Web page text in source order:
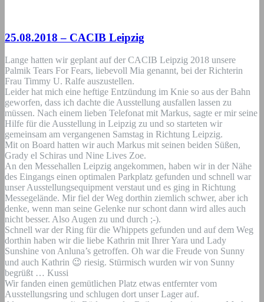
25.08.2018 – CACIB Leipzig
Lange hatten wir geplant auf der CACIB Leipzig 2018 unsere
Palmik Tears For Fears, liebevoll Mia genannt, bei der Richterin
Frau Timmy U. Ralfe auszustellen.
Leider hat mich eine heftige Entzündung im Knie so aus der Bahn
geworfen, dass ich dachte die Ausstellung ausfallen lassen zu
müssen. Nach einem lieben Telefonat mit Markus, sagte er mir seine
Hilfe für die Ausstellung in Leipzig zu und so starteten wir
gemeinsam am vergangenen Samstag in Richtung Leipzig.
Mit on Board hatten wir auch Markus mit seinen beiden Süßen,
Grady el Schiras und Nine Lives Zoe.
An den Messehallen Leipzig angekommen, haben wir in der Nähe
des Eingangs einen optimalen Parkplatz gefunden und schnell war
unser Ausstellungsequipment verstaut und es ging in Richtung
Messegelände. Mir fiel der Weg dorthin ziemlich schwer, aber ich
denke, wenn man seine Gelenke nur schont dann wird alles auch
nicht besser. Also Augen zu und durch ;-).
Schnell war der Ring für die Whippets gefunden und auf dem Weg
dorthin haben wir die liebe Kathrin mit Ihrer Yara und Lady
Sunshine von Anluna’s getroffen. Oh war die Freude von Sunny
und auch Kathrin 😉 riesig. Stürmisch wurden wir von Sunny
begrüßt … Kussi
Wir fanden einen gemütlichen Platz etwas entfernter vom
Ausstellungsring und schlugen dort unser Lager auf.